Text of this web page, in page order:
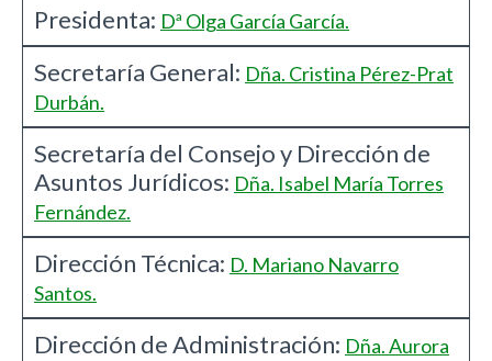
Presidenta: Dª Olga García García.
Secretaría General: Dña. Cristina Pérez-Prat
Durbán.
Secretaría del Consejo y Dirección de
Asuntos Jurídicos: Dña. Isabel María Torres
Fernández.
Dirección Técnica: D. Mariano Navarro
Santos.
Dirección de Administración: Dña. Aurora